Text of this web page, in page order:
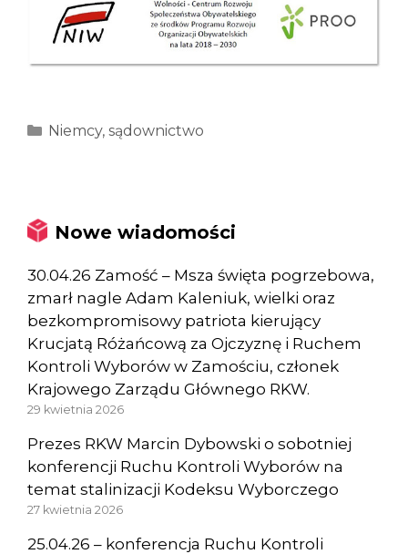
Kategorie
Niemcy, sądownictwo
Nowe wiadomości
30.04.26 Zamość – Msza święta pogrzebowa,
zmarł nagle Adam Kaleniuk, wielki oraz
bezkompromisowy patriota kierujący
Krucjatą Różańcową za Ojczyznę i Ruchem
Kontroli Wyborów w Zamościu, członek
Krajowego Zarządu Głównego RKW.
29 kwietnia 2026
Prezes RKW Marcin Dybowski o sobotniej
konferencji Ruchu Kontroli Wyborów na
temat stalinizacji Kodeksu Wyborczego
27 kwietnia 2026
25.04.26 – konferencja Ruchu Kontroli